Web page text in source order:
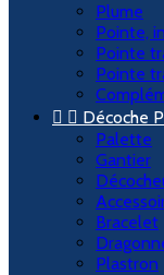
Plume
Pointe,
Pointe
Pointe
  Décoche
Palette
Gantier
Bracelet
Plastron